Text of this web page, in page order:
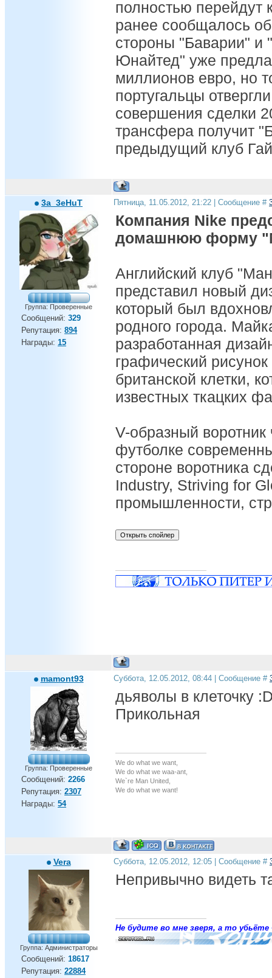
полностью
ранее сообщалось
стороны "Баварии" и
Юнайтед" уже
миллионов евро, но
португальцы
совершения сделки
трансфера получит
предыдущий клуб
3a_3eHuT
Группа: Проверенные
Сообщений: 329
Репутация: 894
Награды: 15
Пятница, 11.05.2012, 21:22 | Сообщение #
Компания Nike
домашнюю форму
Английский клуб
представил новый
который был
родного города.
разработанная
графический
британской клетки,
известных ткацких
V-образный воротник
футболке
стороне воротника
Industry, Striving for
промышленности,
mamont93
Группа: Проверенные
Сообщений: 2266
Репутация: 2307
Награды: 54
Суббота, 12.05.2012, 08:44 | Сообщение #
дьяволы в клеточку
Прикольная
We do what we want,
We do what we waa-ant,
We`re Man United,
We do what we want!
Vera
Группа: Администраторы
Сообщений: 18617
Репутация: 22884
Суббота, 12.05.2012, 12:05 | Сообщение #
Непривычно видеть
Не будите во мне зверя, а то убьёте